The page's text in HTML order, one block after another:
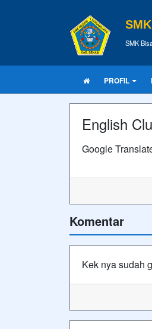
SMK
PROFIL
English
Google
Komentar
Kek nya sudah